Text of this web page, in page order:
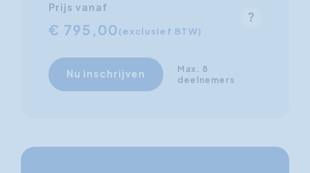
Prijs vanaf
€ 795,00(exclusief BTW)
Nu inschrijven
Max. 8
deelnemers